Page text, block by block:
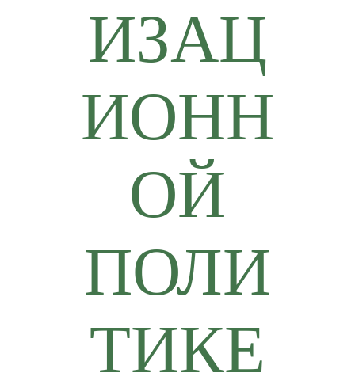
ИЗАЦ
ИОНН
ОЙ
ПОЛИ
ТИКЕ